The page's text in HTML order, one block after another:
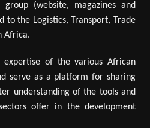
(website, magazines and
to the Logistics, Transport, Trade
Africa.
of the various African
serve as a platform for sharing
understanding of the tools and
offer in the development